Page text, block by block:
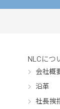
NLCにつ
会社概
沿革
社長挨